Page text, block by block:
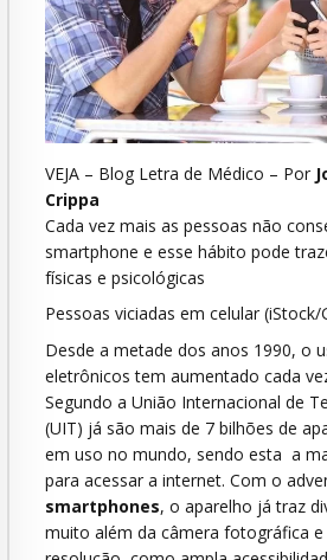
VEJA – Blog Letra de Médico – Por
Crippa
Cada vez mais as pessoas não
smartphone e esse hábito pode
físicas e psicológicas
Pessoas viciadas em celular
Desde a metade dos anos 1990, o
eletrônicos tem aumentado cada
Segundo a União Internacional de
(UIT) já são mais de 7 bilhões de
em uso no mundo, sendo esta a
para acessar a internet. Com o
smartphones, o aparelho já traz
muito além da câmera fotográfica